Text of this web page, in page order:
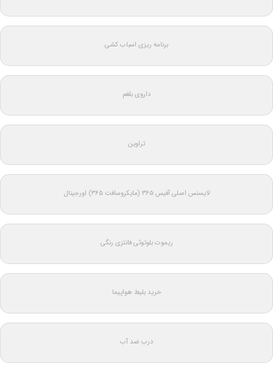
برنامه ریزی اسباب کشی
داروی بلغم
تراوین
لایسنس اصلی آفیس ۳۶۵ (مایکروسافت ۳۶۵) اورجینال
ریموت بلوتوثی فانتزی رنگی
خرید بلیط هواپیما
درب ضد آب